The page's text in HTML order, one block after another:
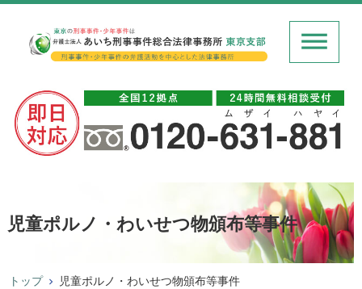
児童ポルノ・わいせつ物頒布等事件
トップ 児童ポルノ・わいせつ物頒布等事件